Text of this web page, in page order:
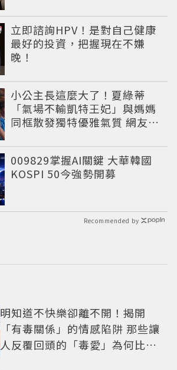
立即諮詢HPV！是對自己健康
最好的投資，把握現在不嫌
晚！
小公主長這麼大了！夏綠蒂
「氣場不輸凱特王妃」與媽媽
同框散發獨特優雅氣質 網友狂
009829掌握AI關鍵 大華韓國
KOSPI 50今強勢開募
Recommended by
明知道不快樂卻離不開！揭開
「有毒關係」的情感陷阱 那些讓
人反覆回頭的「毒愛」為何比菸